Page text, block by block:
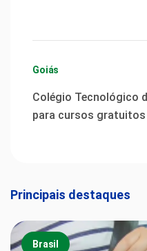
Goiás
Colégio Tecnológico
para cursos
Principais destaques
Brasil